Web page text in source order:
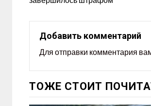
Добавить комментарий
Для отправки комментария
ТОЖЕ СТОИТ